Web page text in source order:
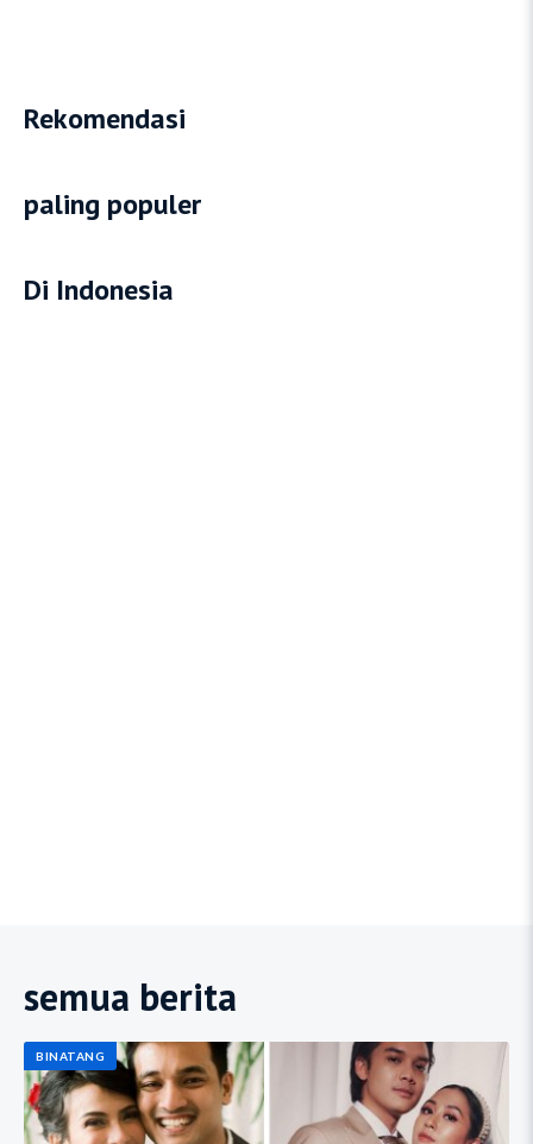
Rekomendasi
paling populer
Di Indonesia
semua berita
BINATANG